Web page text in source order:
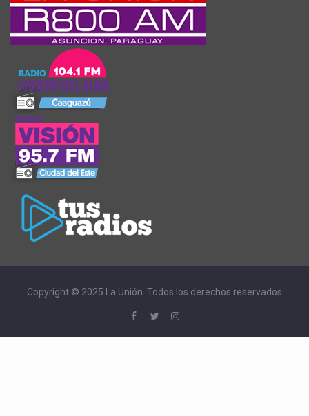
Copyright © 2025 La Unión. Todos los derechos reservados